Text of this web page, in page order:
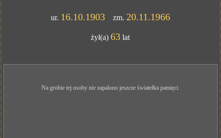
ur. 16.10.1903zm. 20.11.1966
żył(a) 63 lat
Na grobie tej osoby nie zapalono jeszcze światełka pamięci.